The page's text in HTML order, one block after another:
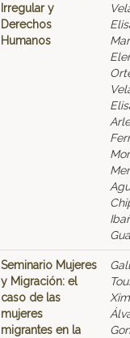
Irregular y
Derechos
Humanos
Seminario Mujeres
y Migración: el
caso de las
mujeres
migrantes en la